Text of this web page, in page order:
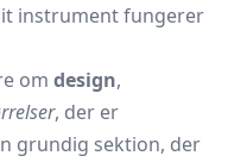
instrument fungerer
om design,
, der er
grundig sektion, der